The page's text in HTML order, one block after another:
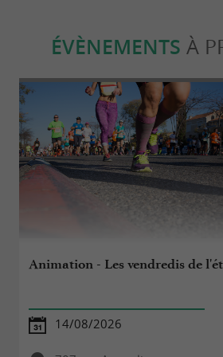
ÉVÈNEMENTS À
Animation - Les vendredis de
14/08/2026